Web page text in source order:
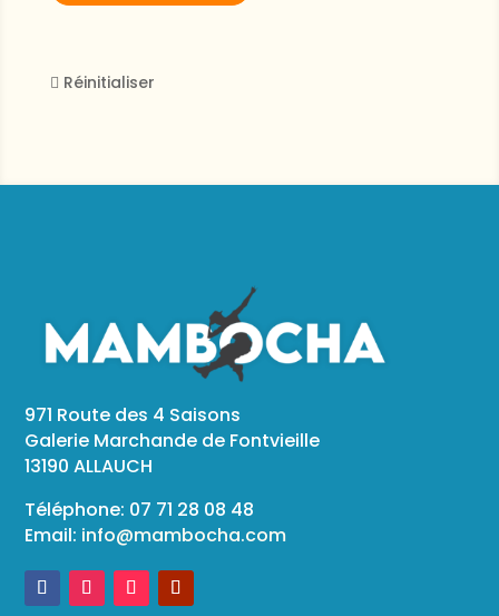
Réinitialiser
971 Route des 4 Saisons
Galerie Marchande de Fontvieille
13190 ALLAUCH
Téléphone: 07 71 28 08 48
Email: info@mambocha.com